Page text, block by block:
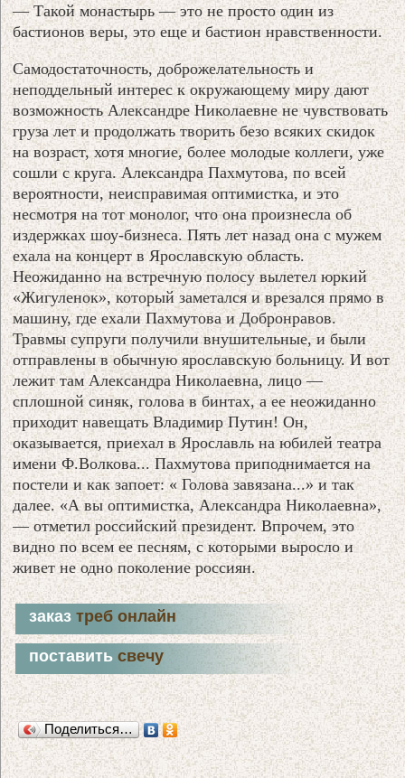
— Такой монастырь — это не просто один из
бастионов веры, это еще и бастион нравственности.
Самодостаточность, доброжелательность и
неподдельный интерес к окружающему миру дают
возможность Александре Николаевне не чувствовать
груза лет и продолжать творить безо всяких скидок
на возраст, хотя многие, более молодые коллеги, уже
сошли с круга. Александра Пахмутова, по всей
вероятности, неисправимая оптимистка, и это
несмотря на тот монолог, что она произнесла об
издержках шоу-бизнеса. Пять лет назад она с мужем
ехала на концерт в Ярославскую область.
Неожиданно на встречную полосу вылетел юркий
«Жигуленок», который заметался и врезался прямо в
машину, где ехали Пахмутова и Добронравов.
Травмы супруги получили внушительные, и были
отправлены в обычную ярославскую больницу. И вот
лежит там Александра Николаевна, лицо —
сплошной синяк, голова в бинтах, а ее неожиданно
приходит навещать Владимир Путин! Он,
оказывается, приехал в Ярославль на юбилей театра
имени Ф.Волкова... Пахмутова приподнимается на
постели и как запоет: « Голова завязана...» и так
далее. «А вы оптимистка, Александра Николаевна»,
— отметил российский президент. Впрочем, это
видно по всем ее песням, с которыми выросло и
живет не одно поколение россиян.
заказтреб онлайн
поставитьсвечу
Поделиться…